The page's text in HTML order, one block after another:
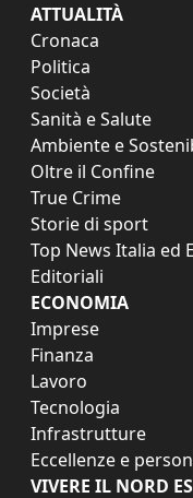
ATTUALITÀ
Cronaca
Politica
Società
Sanità e Salute
Ambiente e
Oltre il Confine
True Crime
Storie di sport
Top News Italia ed
Editoriali
ECONOMIA
Imprese
Finanza
Lavoro
Tecnologia
Infrastrutture
Eccellenze e
VIVERE IL NORD